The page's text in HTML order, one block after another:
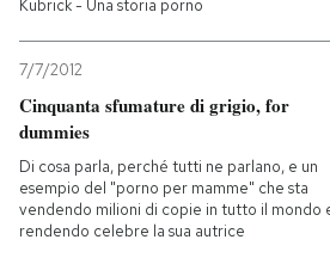
Kubrick - Una storia porno
7/7/2012
Cinquanta sfumature di grigio, for
dummies
Di cosa parla, perché tutti ne parlano, e un
esempio del "porno per mamme" che sta
vendendo milioni di copie in tutto il mondo
rendendo celebre la sua autrice